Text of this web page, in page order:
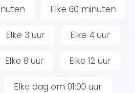
Elke 60 minuten
Elke 3 uur Elke 4 uur
Elke 8 uur Elke 12 uur
Elke dag om 01:00 uur